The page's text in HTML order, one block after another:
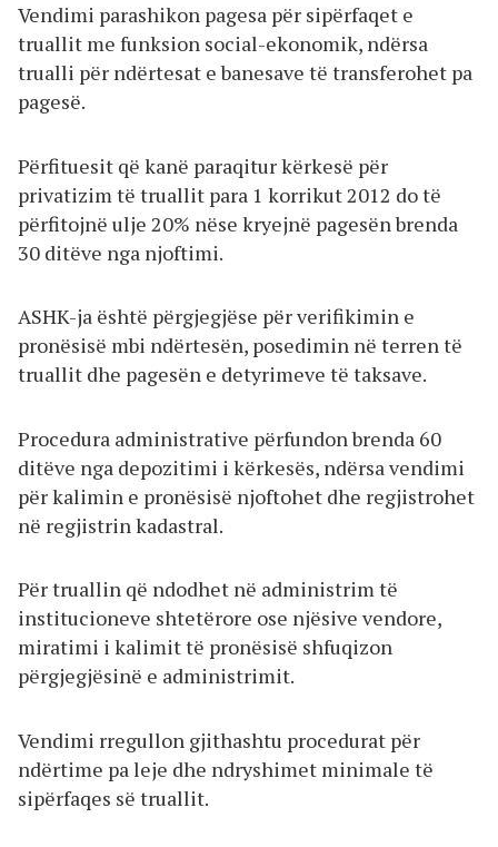
Vendimi parashikon pagesa për sipërfaqet e
truallit me funksion social-ekonomik, ndërsa
trualli për ndërtesat e banesave të transferohet pa
pagesë.
Përfituesit që kanë paraqitur kërkesë për
privatizim të truallit para 1 korrikut 2012 do të
përfitojnë ulje 20% nëse kryejnë pagesën brenda
30 ditëve nga njoftimi.
ASHK-ja është përgjegjëse për verifikimin e
pronësisë mbi ndërtesën, posedimin në terren të
truallit dhe pagesën e detyrimeve të taksave.
Procedura administrative përfundon brenda 60
ditëve nga depozitimi i kërkesës, ndërsa vendimi
për kalimin e pronësisë njoftohet dhe regjistrohet
në regjistrin kadastral.
Për truallin që ndodhet në administrim të
institucioneve shtetërore ose njësive vendore,
miratimi i kalimit të pronësisë shfuqizon
përgjegjësinë e administrimit.
Vendimi rregullon gjithashtu procedurat për
ndërtime pa leje dhe ndryshimet minimale të
sipërfaqes së truallit.